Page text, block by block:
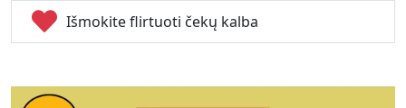
Išmokite flirtuoti čekų kalba